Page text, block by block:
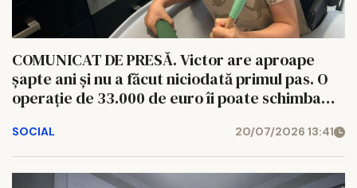
COMUNICAT DE PRESĂ. Victor are aproape
șapte ani și nu a făcut niciodată primul pas. O
operație de 33.000 de euro îi poate schimba
SOCIAL 20/07/2026 13:41